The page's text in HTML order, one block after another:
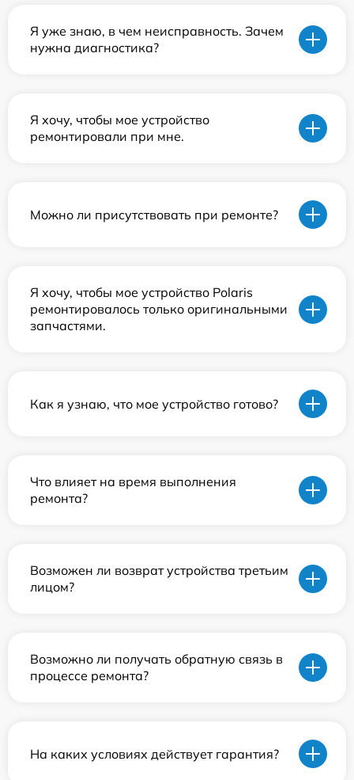
Я уже знаю, в чем неисправность. Зачем
нужна диагностика?
Я хочу, чтобы мое устройство
ремонтировали при мне.
Можно ли присутствовать при ремонте?
Я хочу, чтобы мое устройство Polaris
ремонтировалось только оригинальными
запчастями.
Как я узнаю, что мое устройство готово?
Что влияет на время выполнения
ремонта?
Возможен ли возврат устройства третьим
лицом?
Возможно ли получать обратную связь в
процессе ремонта?
На каких условиях действует гарантия?